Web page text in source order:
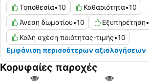
Τοποθεσία•10 Καθαριότητα•10
Άνεση δωματίου•10 Εξυπηρέτηση•
Καλή σχέση ποιότητας-τιμής•10
Εμφάνιση περισσότερων αξιολογήσεων
Κορυφαίες παροχές